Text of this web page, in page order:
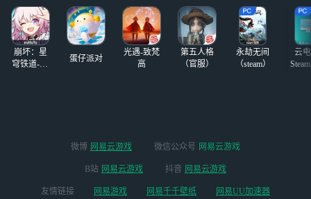
崩坏：星
穹铁道-4.4
蛋仔派对
光遇-致梵
高
第五人格
（官服）
永劫无间
（steam）
云
微博 网易云游戏 微信公众号 网易云游戏
B站 网易云游戏 抖音 网易云游戏
友情链接 网易游戏 网易千千壁纸 网易UU加速器